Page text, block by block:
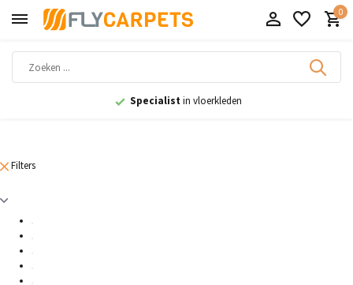
0
Specialistin vloerkleden
Filters